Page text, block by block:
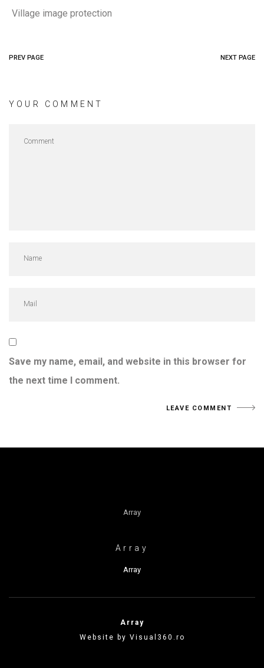
Village image protection
PREV PAGE NEXT PAGE
YOUR COMMENT
Save my name, email, and website in this browser for
the next time I comment.
Array
Array
Array
Array
Website by Visual360.ro